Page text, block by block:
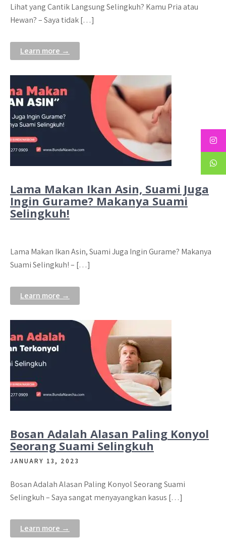
Lihat yang Cantik Langsung Selingkuh? Kamu Pria atau
Hewan? – Saya tidak […]
Learn more →
Lama Makan Ikan Asin, Suami Juga
Ingin Gurame? Makanya Suami
Selingkuh!
Lama Makan Ikan Asin, Suami Juga Ingin Gurame? Makanya
Suami Selingkuh! – […]
Learn more →
Bosan Adalah Alasan Paling Konyol
Seorang Suami Selingkuh
JANUARY 13, 2023
Bosan Adalah Alasan Paling Konyol Seorang Suami
Selingkuh – Saya sangat menyayangkan kasus […]
Learn more →